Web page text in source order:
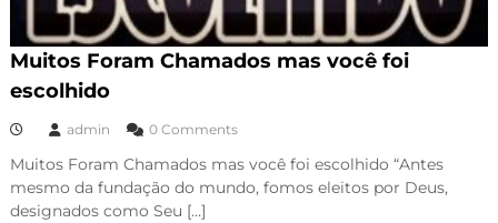
Muitos Foram Chamados mas você foi
escolhido
admin 0 Comments
Muitos Foram Chamados mas você foi escolhido “Antes
mesmo da fundação do mundo, fomos eleitos por Deus,
designados como Seu […]